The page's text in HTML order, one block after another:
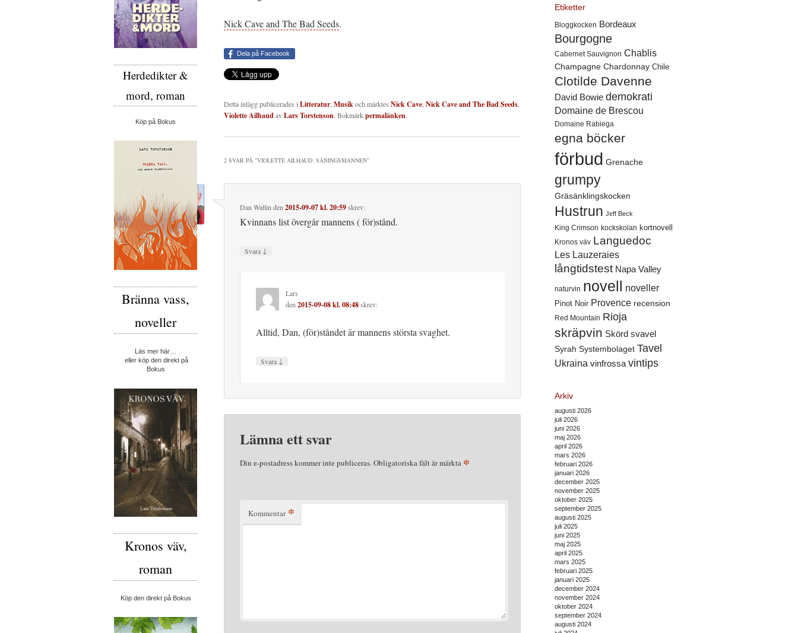
Nick Cave and The Bad Seeds.
Dela på Facebook
Detta inlägg publicerades i Litteratur Musikoch märktes Nick Cave Nick Cave and The Bad Seeds
Violette AilhaudavLars Torstenson. Bokmärkpermalänken.
2 SVAR PÅ ”VIOLETTE AILHAUD: SÅNINGSMANNEN”
Dan Wallin den 2015-09-07 kl. 20:59skrev:
Kvinnans list övergår mannens ( för)stånd.
Svara ↓
Lars
den 2015-09-08 kl. 08:48skrev:
Alltid, Dan, (för)ståndet är mannens största svaghet.
Svara ↓
Lämna ett svar
Din e-postadress kommer inte publiceras. Obligatoriska fält är märkta *
Kommentar *
Etiketter
Bloggkocken Bordeaux
Bourgogne
Cabernet Sauvignon Chablis
Champagne Chardonnay Chile
Clotilde Davenne
David Bowie demokrati
Domaine de Brescou
Domaine Rabiega
egna böcker
förbud Grenache
grumpy
Gräsänklingskocken
Hustrun Jeff Beck
King Crimson kockskolan kortnovell
Kronos väv Languedoc
Les Lauzeraies
långtidstest Napa Valley
naturvin novell noveller
Pinot Noir Provence recension
Red Mountain Rioja
skräpvin Skörd svavel
Syrah Systembolaget Tavel
Ukraina vinfrossa vintips
Arkiv
augusti 2026
juli 2026
juni 2026
maj 2026
april 2026
mars 2026
februari 2026
januari 2026
december 2025
november 2025
oktober 2025
september 2025
augusti 2025
juli 2025
juni 2025
maj 2025
april 2025
mars 2025
februari 2025
januari 2025
december 2024
november 2024
oktober 2024
september 2024
augusti 2024
Herdedikter &
mord, roman
Köp på Bokus
Bränna vass,
noveller
Läs mer här…
eller köp den direkt på
Bokus
Kronos väv,
roman
Köp den direkt på Bokus